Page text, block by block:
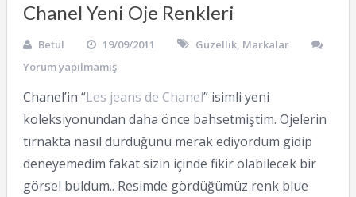
Chanel Yeni Oje Renkleri
Betül 19/09/2011 Güzellik, Markalar
Yorum yapılmamış
Chanel’in “Les jeans de Chanel” isimli yeni
koleksiyonundan daha önce bahsetmiştim. Ojelerin
tırnakta nasıl durduğunu merak ediyordum gidip
deneyemedim fakat sizin içinde fikir olabilecek bir
görsel buldum.. Resimde gördüğümüz renk blue